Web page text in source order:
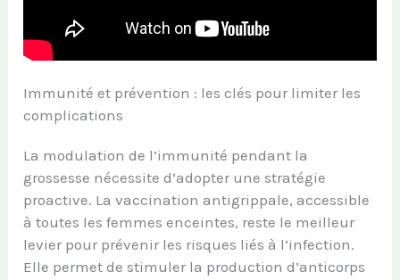
Immunité et prévention : les clés pour limiter les
complications
La modulation de l’immunité pendant la
grossesse nécessite d’adopter une stratégie
proactive. La vaccination antigrippale, accessible
à toutes les femmes enceintes, reste le meilleur
levier pour prévenir les risques liés à l’infection.
Elle permet de stimuler la production d’anticorps